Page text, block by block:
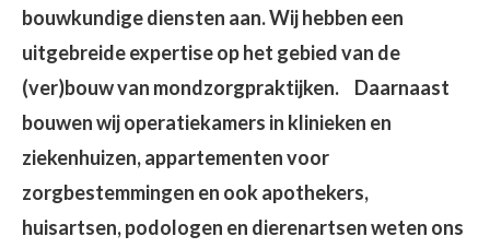
bouwkundige diensten aan. Wij hebben een
uitgebreide expertise op het gebied van de
(ver)bouw van mondzorgpraktijken. Daarnaast
bouwen wij operatiekamers in klinieken en
ziekenhuizen, appartementen voor
zorgbestemmingen en ook apothekers,
huisartsen, podologen en dierenartsen weten ons